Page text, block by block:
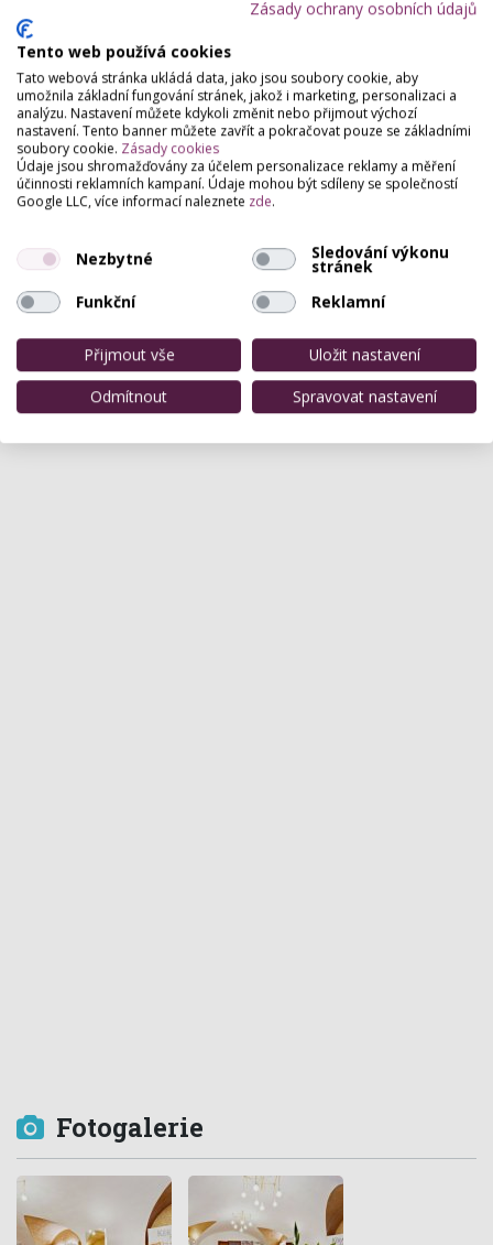
Fotogalerie
Zásady ochrany osobních údajů
Tento web používá cookies
Tato webová stránka ukládá data, jako jsou soubory cookie, aby
umožnila základní fungování stránek, jakož i marketing, personalizaci a
analýzu. Nastavení můžete kdykoli změnit nebo přijmout výchozí
nastavení. Tento banner můžete zavřít a pokračovat pouze se základními
soubory cookie. Zásady cookies
Údaje jsou shromažďovány za účelem personalizace reklamy a měření
účinnosti reklamních kampaní. Údaje mohou být sdíleny se společností
Google LLC, více informací naleznete zde.
Nezbytné Sledování výkonu
stránek
Funkční
Reklamní
Přijmout vše
Uložit nastavení
Odmítnout
Spravovat nastavení